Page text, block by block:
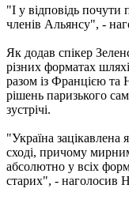
"І у відповідь почути
членів Альянсу", -
Як додав спікер
різних форматах
разом із Францією та
рішень паризького
зустрічі.
"Україна
сході, причому
абсолютно у всіх
старих", - наголосив